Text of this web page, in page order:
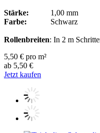
Stärke: 1,00 mm
Farbe: Schwarz
Rollenbreiten: In 2 m
5,50 € pro m²
ab 5,50 €
Jetzt kaufen